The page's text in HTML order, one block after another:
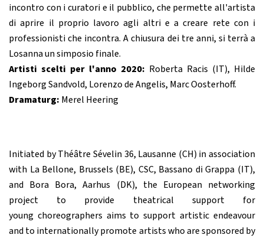
incontro con i curatori e il pubblico, che permette all'artista
di aprire il proprio lavoro agli altri e a creare rete con i
professionisti che incontra. A chiusura dei tre anni, si terrà a
Losanna un simposio finale.
Artisti scelti per l'anno 2020: Roberta Racis (IT), Hilde
Ingeborg Sandvold, Lorenzo de Angelis, Marc Oosterhoff.
Dramaturg: Merel Heering
Initiated by Théâtre Sévelin 36, Lausanne (CH) in association
with La Bellone, Brussels (BE), CSC, Bassano di Grappa (IT),
and Bora Bora, Aarhus (DK), the European networking
project to provide theatrical support for
young choreographers aims to support artistic endeavour
and to internationally promote artists who are sponsored by